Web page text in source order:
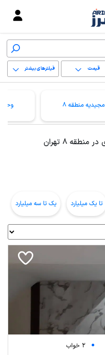
قیمت فیلترهای بیشتر
پاک کردن محدوده
مجیدیه منطقه 8
تا یک میلیارد یک تا سه میلیارد
2 خواب